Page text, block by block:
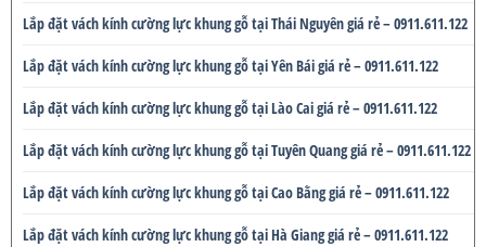
Lắp đặt vách kính cường lực khung gỗ tại Thái Nguyên giá rẻ – 0911.611.122
Lắp đặt vách kính cường lực khung gỗ tại Yên Bái giá rẻ – 0911.611.122
Lắp đặt vách kính cường lực khung gỗ tại Lào Cai giá rẻ – 0911.611.122
Lắp đặt vách kính cường lực khung gỗ tại Tuyên Quang giá rẻ – 0911.611.122
Lắp đặt vách kính cường lực khung gỗ tại Cao Bằng giá rẻ – 0911.611.122
Lắp đặt vách kính cường lực khung gỗ tại Hà Giang giá rẻ – 0911.611.122